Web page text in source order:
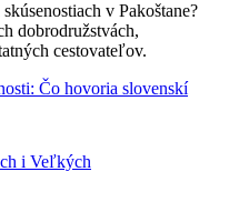
v Pakoštane?
dobrodružstvách,
cestovateľov.
Čo hovoria slovenskí